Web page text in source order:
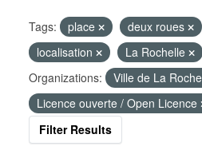
Tags: place deux roues
localisation
La Rochelle
Organizations:
Ville de La
Licence ouverte / Open Licence
Filter Results